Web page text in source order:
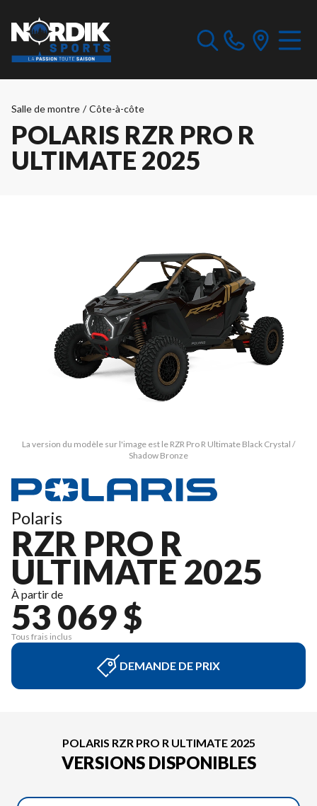
Salle de montre / Côte-à-côte
POLARIS RZR PRO R
ULTIMATE 2025
La version du modèle sur l'image est le RZR Pro R Ultimate Black Crystal /
Shadow Bronze
Polaris
RZR PRO R
ULTIMATE 2025
À partir de
53 069 $
Tous frais inclus
DEMANDE DE PRIX
POLARIS RZR PRO R ULTIMATE 2025
VERSIONS DISPONIBLES